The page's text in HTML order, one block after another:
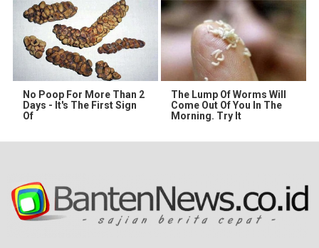
No Poop For More Than 2
Days - It's The First Sign
Of
The Lump Of Worms Will
Come Out Of You In The
Morning. Try It